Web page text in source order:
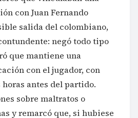
con Juan Fernando
salida del colombiano,
negó todo tipo
que mantiene una
con el jugador, con
antes del partido.
sobre maltratos o
y remarcó que, si hubiese